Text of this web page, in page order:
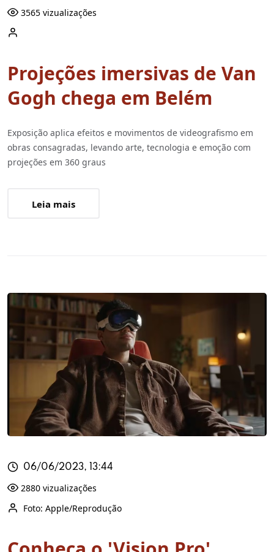
3565 vizualizações
Projeções imersivas de Van
Gogh chega em Belém
Exposição aplica efeitos e movimentos de videografismo em
obras consagradas, levando arte, tecnologia e emoção com
projeções em 360 graus
Leia mais
06/06/2023, 13:44
2880 vizualizações
Foto: Apple/Reprodução